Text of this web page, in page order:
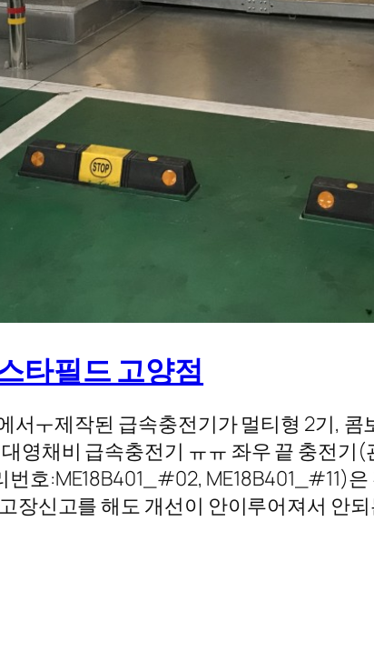
타필드 고양점
ㅜ제작된 급속충전기가 멀티형 2기, 콤
영채비 급속충전기 ㅠㅠ 좌우 끝 충전기
호:ME18B401_#02, ME18B401_#11)
장신고를 해도 개선이 안이루어져서 안